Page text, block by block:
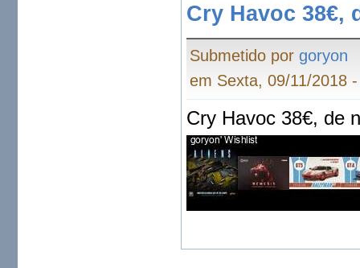
Cry Havoc 38€,
Submetido porgoryon
em Sexta, 09/11/2018
Cry Havoc 38€, de